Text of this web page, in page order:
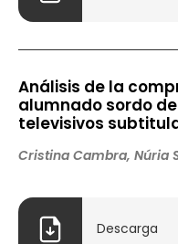
Análisis de la
alumnado sordo
televisivos
Cristina Cambra, Núria
Descarga